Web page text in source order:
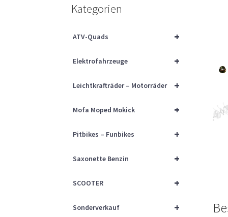
Kategorien
+
ATV-Quads
+
Elektrofahrzeuge
+
Leichtkrafträder – Motorräder
+
Mofa Moped Mokick
+
Pitbikes – Funbikes
+
Saxonette Benzin
+
SCOOTER
+
Sonderverkauf